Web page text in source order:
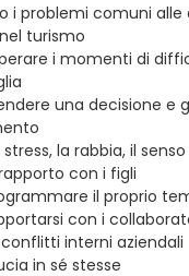
i problemi comuni alle
turismo
i momenti di
una decisione e
la rabbia, il
con i figli
il proprio
con i
interni aziendali
in sé stesse